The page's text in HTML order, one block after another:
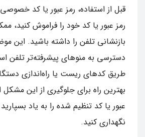
قبل از استفاده، رمز عبور یا کد خصوصی
رمز عبور یا کد خود را فراموش کنید،
بازنشانی تلفن را داشته باشید. این
دسترسی به منوهای پیشرفته‌تر تلفن
طریق کد‌های ریست یا راه‌اندازی
بهترین راه برای جلوگیری از این
عبور یا کد تنظیم شده را به یاد
نگهداری کنید.